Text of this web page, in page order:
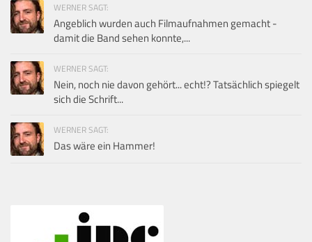
WERNER SAGT:
Angeblich wurden auch Filmaufnahmen gemacht -
damit die Band sehen konnte,...
WERNER SAGT:
Nein, noch nie davon gehört... echt!? Tatsächlich spiegelt
sich die Schrift...
WERNER SAGT:
Das wäre ein Hammer!